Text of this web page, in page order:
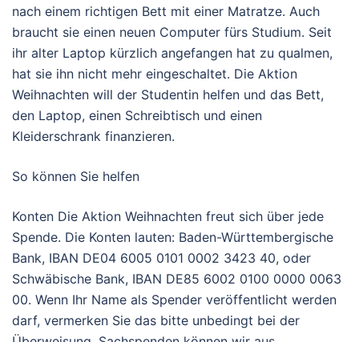
nach einem richtigen Bett mit einer Matratze. Auch
braucht sie einen neuen Computer fürs Studium. Seit
ihr alter Laptop kürzlich angefangen hat zu qualmen,
hat sie ihn nicht mehr eingeschaltet. Die Aktion
Weihnachten will der Studentin helfen und das Bett,
den Laptop, einen Schreibtisch und einen
Kleiderschrank finanzieren.
So können Sie helfen
Konten Die Aktion Weihnachten freut sich über jede
Spende. Die Konten lauten: Baden-Württembergische
Bank, IBAN DE04 6005 0101 0002 3423 40, oder
Schwäbische Bank, IBAN DE85 6002 0100 0000 0063
00. Wenn Ihr Name als Spender veröffentlicht werden
darf, vermerken Sie das bitte unbedingt bei der